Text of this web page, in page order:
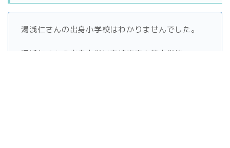
湯浅仁さんの出身小学校はわかりませんでした。
湯浅仁さんの出身中学は宮崎市立木花中学校。